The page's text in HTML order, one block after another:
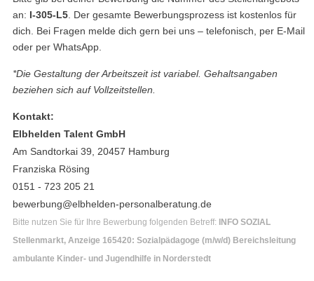
an: I-305-L5 . Der gesamte Bewerbungsprozess ist kostenlos für
dich. Bei Fragen melde dich gern bei uns – telefonisch, per E-Mail
oder per WhatsApp.
*Die Gestaltung der Arbeitszeit ist variabel. Gehaltsangaben
beziehen sich auf Vollzeitstellen.
Kontakt:
Elbhelden Talent GmbH
Am Sandtorkai 39, 20457 Hamburg
Franziska Rösing
0151 - 723 205 21
bewerbung@elbhelden-personalberatung.de
Bitte nutzen Sie für Ihre Bewerbung folgenden Betreff:
INFO SOZIAL
Stellenmarkt, Anzeige 165420: Sozialpädagoge (m/w/d) Bereichsleitung
ambulante Kinder- und Jugendhilfe in Norderstedt